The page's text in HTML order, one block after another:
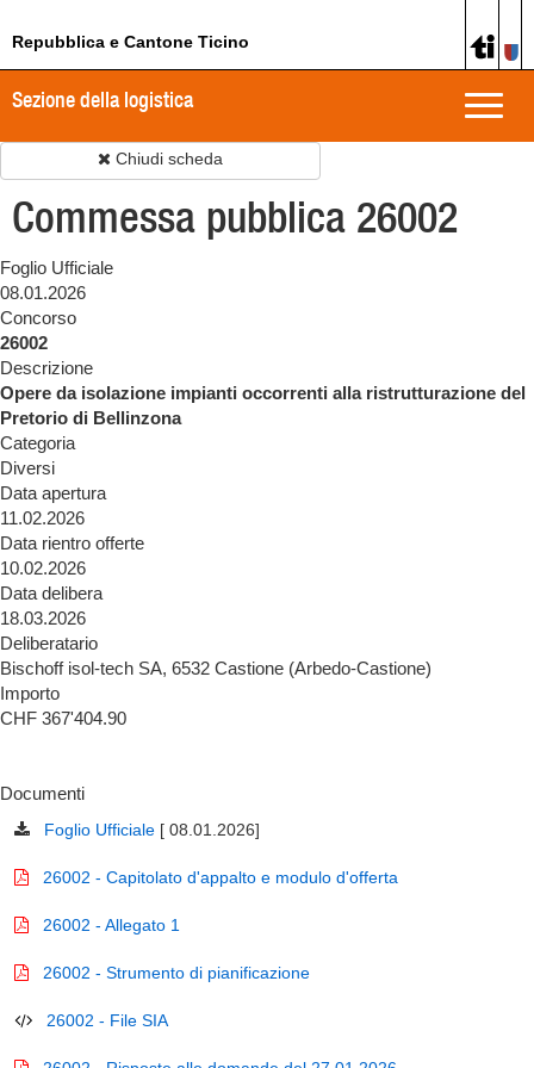
Repubblica e Cantone Ticino
Toggle
Sezione della logistica
Chiudi scheda
Commessa pubblica 26002
Foglio Ufficiale
08.01.2026
Concorso
26002
Descrizione
Opere da isolazione impianti occorrenti alla ristrutturazione del
Pretorio di Bellinzona
Categoria
Diversi
Data apertura
11.02.2026
Data rientro offerte
10.02.2026
Data delibera
18.03.2026
Deliberatario
Bischoff isol-tech SA, 6532 Castione (Arbedo-Castione)
Importo
CHF 367'404.90
Documenti
Foglio Ufficiale [ 08.01.2026]
26002 - Capitolato d'appalto e modulo d'offerta
26002 - Allegato 1
26002 - Strumento di pianificazione
26002 - File SIA